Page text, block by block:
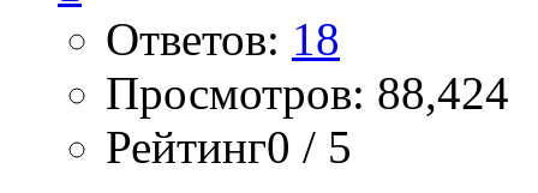
Ответов: 18
Просмотров: 88,424
Рейтинг0 / 5